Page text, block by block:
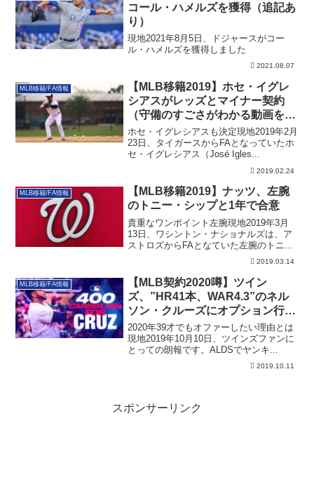
コール・ハメルズを獲得（追記あ
り）
現地2021年8月5日、ドジャースがコー
ル・ハメルズを獲得しました
2021.08.07
MLB移籍/FA情報
【MLB移籍2019】ホセ・イグレ
シアスがレッズとマイナー契約
（守備のすごさがわかる動画を厳
選ピック）
ホセ・イグレシアスも決定現地2019年2月
23日、タイガースからFAとなっていたホ
セ・イグレシアス（José Igles...
2019.02.24
MLB移籍/FA情報
【MLB移籍2019】ナッツ、左腕
のトニー・シップと1年で合意
貴重なワンポイント左腕現地2019年3月
13日、ワシントン・ナショナルズは、ア
ストロズからFAとなていた左腕のトニ
2019.03.14
MLB移籍/FA情報
【MLB契約2020噂】ツイン
ズ、”HR41本、WAR4.3”のネル
ソン・クルーズにオプション行使
予定！
2020年39才でもオファーしたい理由とは
現地2019年10月10日、ツインズファンに
とっての朗報です。ALDSでヤンキ...
2019.10.11
スポンサーリンク